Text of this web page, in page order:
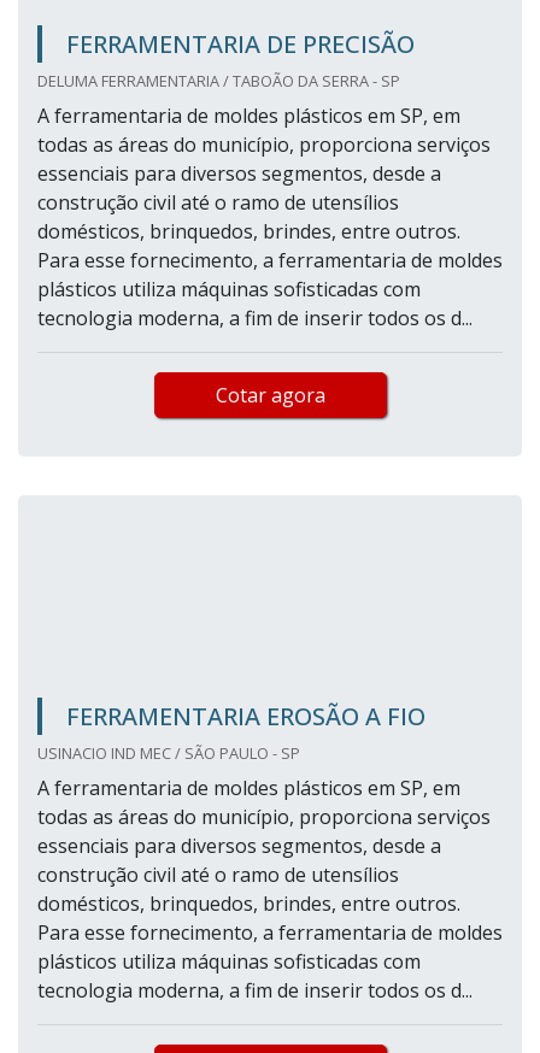
FERRAMENTARIA DE PRECISÃO
DELUMA FERRAMENTARIA / TABOÃO DA SERRA - SP
A ferramentaria de moldes plásticos em SP, em
todas as áreas do município, proporciona serviços
essenciais para diversos segmentos, desde a
construção civil até o ramo de utensílios
domésticos, brinquedos, brindes, entre outros.
Para esse fornecimento, a ferramentaria de moldes
plásticos utiliza máquinas sofisticadas com
tecnologia moderna, a fim de inserir todos os d...
Cotar agora
FERRAMENTARIA EROSÃO A FIO
USINACIO IND MEC / SÃO PAULO - SP
A ferramentaria de moldes plásticos em SP, em
todas as áreas do município, proporciona serviços
essenciais para diversos segmentos, desde a
construção civil até o ramo de utensílios
domésticos, brinquedos, brindes, entre outros.
Para esse fornecimento, a ferramentaria de moldes
plásticos utiliza máquinas sofisticadas com
tecnologia moderna, a fim de inserir todos os d...